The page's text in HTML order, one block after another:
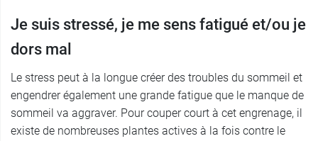
Je suis stressé, je me sens fatigué et/ou je
dors mal
Le stress peut à la longue créer des troubles du sommeil et
engendrer également une grande fatigue que le manque de
sommeil va aggraver. Pour couper court à cet engrenage, il
existe de nombreuses plantes actives à la fois contre le